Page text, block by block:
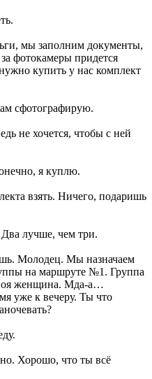
мы заполним документы,
фотокамеры придется
купить у нас комплект
сфотографирую.
не хочется, чтобы с ней
я куплю.
взять. Ничего, подаришь
лучше, чем три.
Молодец. Мы назначаем
на маршруте №1. Группа
женщина. Мда-а…
уже к вечеру. Ты что
Хорошо, что ты всё